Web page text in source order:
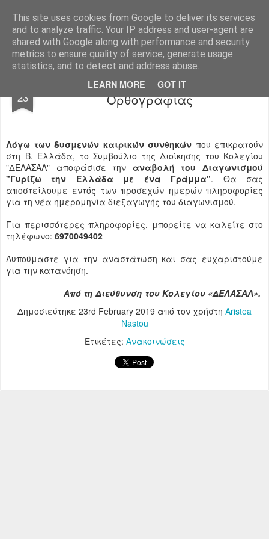
This site uses cookies from Google to deliver its services
and to analyze traffic. Your IP address and user-agent are
shared with Google along with performance and security
metrics to ensure quality of service, generate usage
statistics, and to detect and address abuse.
LEARN MORE GOT IT
Ιδιωτικό Δημοτικό Σχολείο "Ι.Μ.ΔΕΛΑΣΑΛ"
23
Αναβολή Διεξαγωγής Διαγωνισμού
Ορθογραφίας
Λόγω των δυσμενών καιρικών συνθηκών που επικρατούν
στη Β. Ελλάδα, το Συμβούλιο της Διοίκησης του Κολεγίου
"ΔΕΛΑΣΑΛ" αποφάσισε την αναβολή του Διαγωνισμού
"Γυρίζω την Ελλάδα με ένα Γράμμα". Θα σας
αποστείλουμε εντός των προσεχών ημερών πληροφορίες
για τη νέα ημερομηνία διεξαγωγής του διαγωνισμού.
Για περισσότερες πληροφορίες, μπορείτε να καλείτε στο
τηλέφωνο: 6970049402
Λυπούμαστε για την αναστάτωση και σας ευχαριστούμε
για την κατανόηση.
Από τη Διεύθυνση του Κολεγίου «ΔΕΛΑΣΑΛ».
Δημοσιεύτηκε 23rd February 2019 από τον χρήστη Aristea
Nastou
Ετικέτες: Ανακοινώσεις